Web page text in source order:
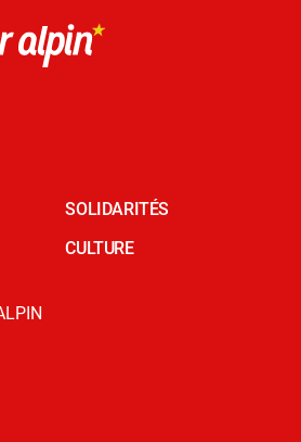
SOLIDARITÉS
CULTURE